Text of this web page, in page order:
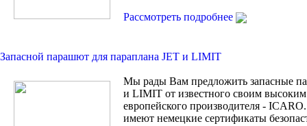
Рассмотреть подробнее
Запасной парашют для параплана JET и LIMIT
Мы рады Вам предложить запасные
и LIMIT от известного своим высоким
европейского производителя -
имеют немецкие сертификаты